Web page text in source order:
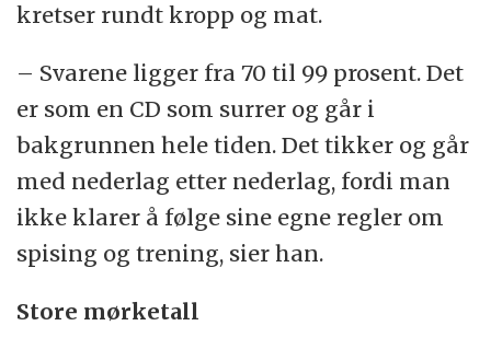
kretser rundt kropp og mat.
– Svarene ligger fra 70 til 99 prosent. Det
er som en CD som surrer og går i
bakgrunnen hele tiden. Det tikker og går
med nederlag etter nederlag, fordi man
ikke klarer å følge sine egne regler om
spising og trening, sier han.
Store mørketall